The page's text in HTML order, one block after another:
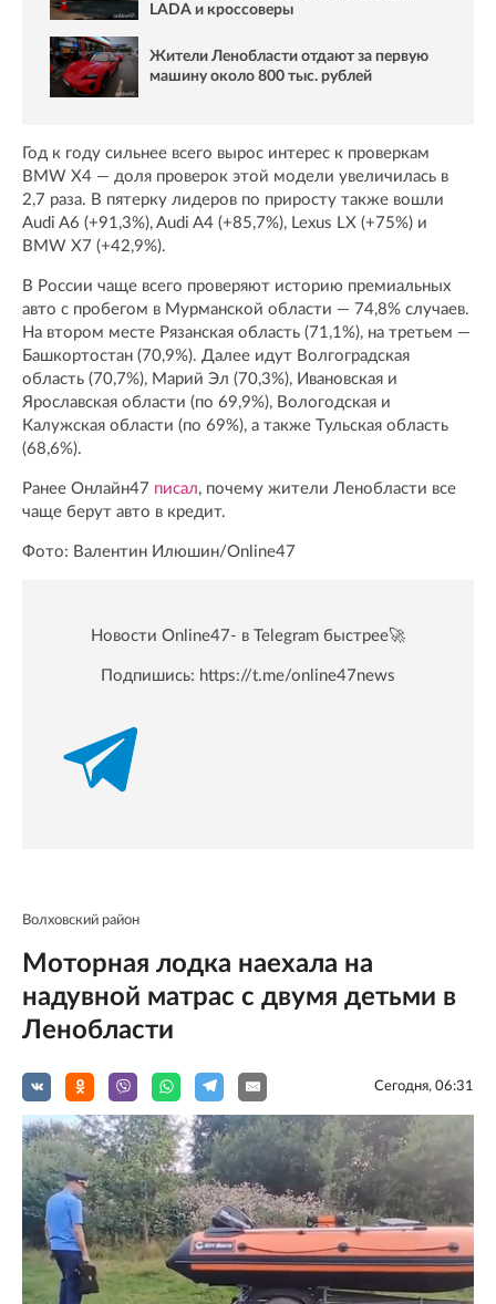
LADA и кроссоверы
Жители Ленобласти отдают за первую
машину около 800 тыс. рублей
Год к году сильнее всего вырос интерес к проверкам
BMW X4 — доля проверок этой модели увеличилась в
2,7 раза. В пятерку лидеров по приросту также вошли
Audi A6 (+91,3%), Audi A4 (+85,7%), Lexus LX (+75%) и
BMW X7 (+42,9%).
В России чаще всего проверяют историю премиальных
авто с пробегом в Мурманской области — 74,8% случаев.
На втором месте Рязанская область (71,1%), на третьем —
Башкортостан (70,9%). Далее идут Волгоградская
область (70,7%), Марий Эл (70,3%), Ивановская и
Ярославская области (по 69,9%), Вологодская и
Калужская области (по 69%), а также Тульская область
(68,6%).
Ранее Онлайн47 писал, почему жители Ленобласти все
чаще берут авто в кредит.
Фото: Валентин Илюшин/Online47
Новости Online47- в Telegram быстрее🚀
Подпишись: https://t.me/online47news
Волховский район
Моторная лодка наехала на
надувной матрас с двумя детьми в
Ленобласти
Сегодня, 06:31